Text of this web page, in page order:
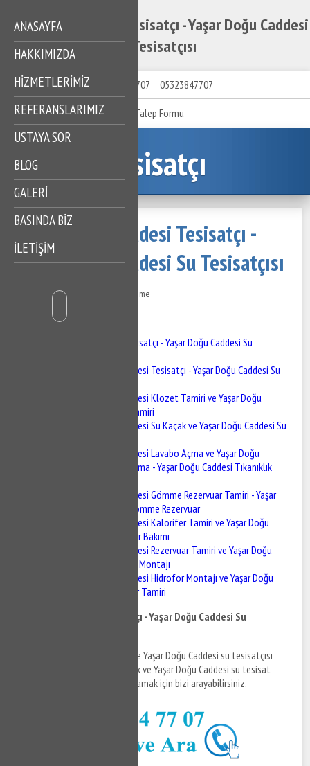
Yaşar Doğu Caddesi Tesisatçı - Yaşar Doğu Caddesi
Su Tesisatçısı
ANASAYFA
HAKKIMIZDA
HIZMETLERIMIZ
REFERANSLARIMIZ
USTAYA SOR
BLOG
GALERİ
BASINDA BİZ
İLETİŞİM
05323847707 05323847707
Talep Formu
Tesisatçı
Yaşar Doğu Caddesi Tesisatçı -
Yaşar Doğu Caddesi Su Tesisatçısı
25 Temmuz 2022 389 Görüntüleme
İçindekiler
Yaşar Doğu Caddesi Tesisatçı - Yaşar Doğu Caddesi Su
Yaşar Doğu Caddesi Tesisatçı - Yaşar Doğu Caddesi Su
Yaşar Doğu Caddesi Klozet Tamiri ve Yaşar Doğu
Caddesi Sifon Tamiri
Yaşar Doğu Caddesi Su Kaçak ve Yaşar Doğu Caddesi Su
Yaşar Doğu Caddesi Lavabo Açma ve Yaşar Doğu
Caddesi Gider Açma - Yaşar Doğu Caddesi Tıkanıklık
Yaşar Doğu Caddesi Gömme Rezervuar Tamiri - Yaşar
Doğu Caddesi Gömme Rezervuar
Yaşar Doğu Caddesi Kalorifer Tamiri ve Yaşar Doğu
Caddesi Kalorifer Bakımı
Yaşar Doğu Caddesi Rezervuar Tamiri ve Yaşar Doğu
Caddesi Batarya Montajı
Yaşar Doğu Caddesi Hidrofor Montajı ve Yaşar Doğu
Caddesi Hidrofor Tamiri
Yaşar Doğu Caddesi Tesisatçı - Yaşar Doğu Caddesi Su
Yaşar Doğu Caddesi tesisatçı ve Yaşar Doğu Caddesi su tesisatçısı
hizmetleri hakkında bilgi almak ve Yaşar Doğu Caddesi su tesisat
hakkında detaylara erişim sağlamak için bizi arayabilirsiniz.